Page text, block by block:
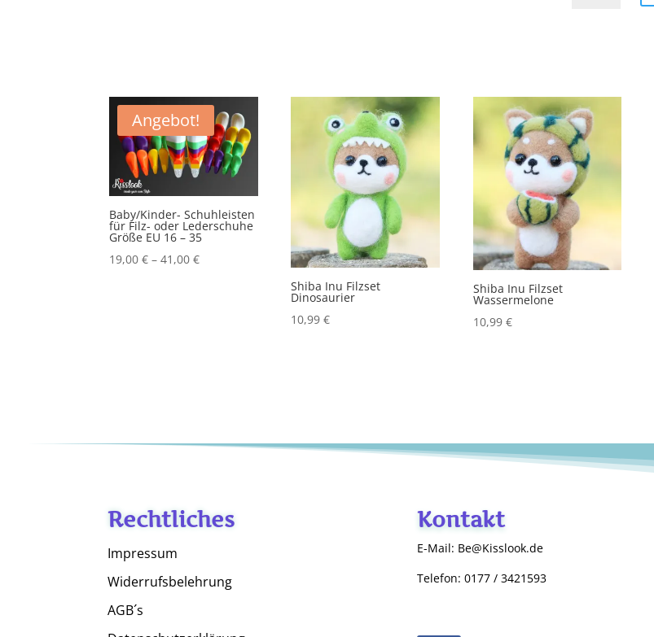
Lila
Menge
Angebot!
Baby/Kinder- Schuhleisten
für Filz- oder Lederschuhe
Größe EU 16 – 35
19,00€ –41,00€
Shiba Inu Filzset
Dinosaurier
10,99€
Shiba Inu Filzset
Wassermelone
10,99 €
Rechtliches
Impressum
Widerrufsbelehrung
AGB´s
Kontakt
E-Mail: Be@Kisslook.de
Telefon: 0177 / 3421593